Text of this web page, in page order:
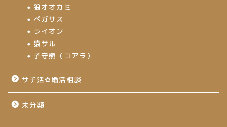
狼オオカミ
ペガサス
ライオン
猿サル
子守熊（コアラ）
サチ活✿婚活相談
未分類